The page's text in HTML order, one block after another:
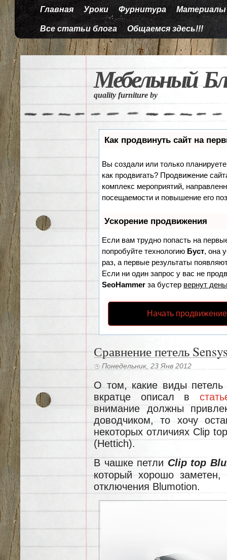
Главная Уроки Фурнитура Материалы
Все статьи блога Общаемся здесь!!!
Мебельный
quality furniture by
Как продвинуть сайт на
Вы создали или только
как продвигать? Продвижение
комплекс мероприятий,
посещаемости и повышение его
Ускорение продвижения
Если вам трудно попасть на
попробуйте технологию Буст, она
раз, а первые результаты
Если ни один запрос у вас не
SeoHammer за бустер вернут
Начать
Сравнение петель
Понедельник, 23 Янв 2012
О том, какие виды
вкратце описал в
внимание должны
доводчиком, то хочу
некоторых отличиях Clip
(Hettich).
В чашке петли Clip top
который хорошо
отключения Blumotion.